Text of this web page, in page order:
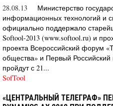
28.08.13
Министерство
информационных технологий и
официально поддержало
Softool-2013 (www.softool.ru) и
проекта Всероссийский форум
общества» и Первый
пройдут с 21...
SofTool
«ЦЕНТРАЛЬНЫЙ ТЕЛЕГРАФ»